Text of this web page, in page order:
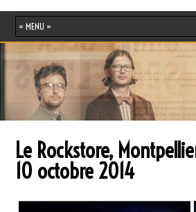
Le Rockstore,
10 octobre 2014